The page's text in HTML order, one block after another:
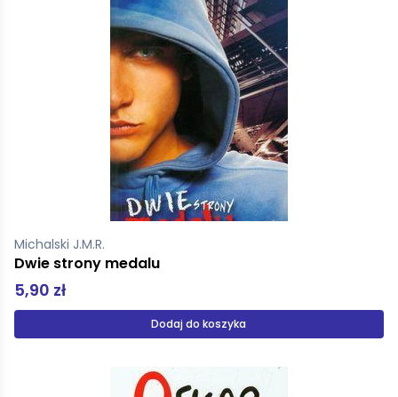
Michalski J.M.R.
Dwie strony medalu
5,90 zł
Dodaj do koszyka